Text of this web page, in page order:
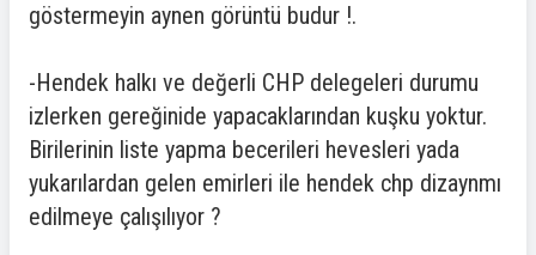
göstermeyin aynen görüntü budur !.
-Hendek halkı ve değerli CHP delegeleri durumu
izlerken gereğinide yapacaklarından kuşku yoktur.
Birilerinin liste yapma becerileri hevesleri yada
yukarılardan gelen emirleri ile hendek chp dizaynmı
edilmeye çalışılıyor ?